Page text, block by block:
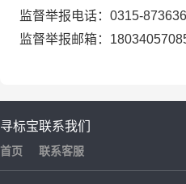
监督举报电话： 0315-
监督举报邮箱：
寻标宝
首页
联系我们
联系客服